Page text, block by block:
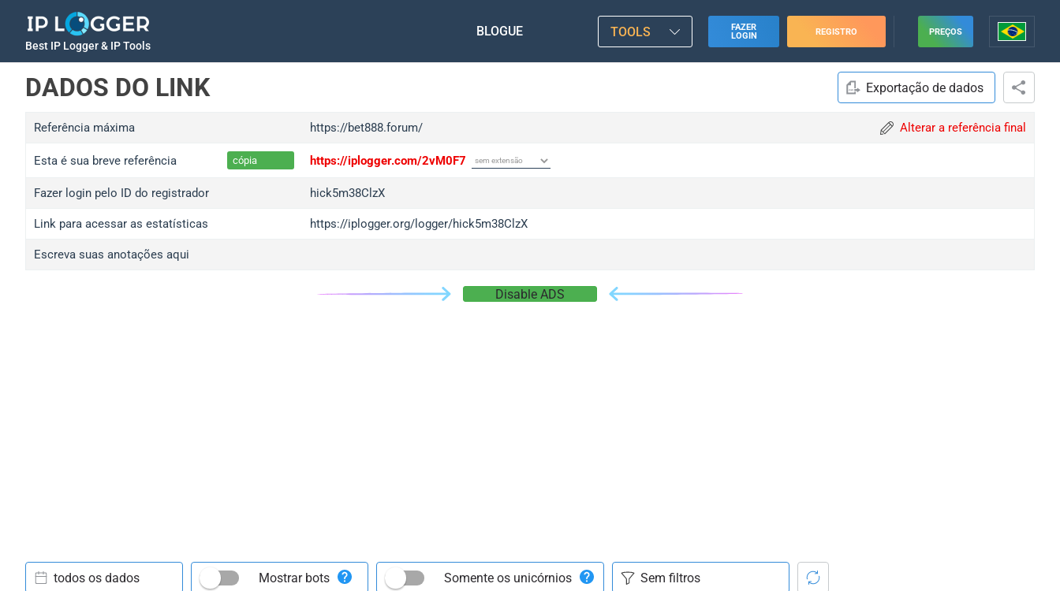
Best IP Logger & IP Tools
BLOGUE TOOLS
FAZER
LOGIN
REGISTRO PREÇOS
DADOS DO LINK Exportação de dados
Referência máxima https://bet888.forum/ Alterar a referência final
Esta é sua breve referência cópia https://iplogger.com/2vM0F7
Fazer login pelo ID do registrador hick5m38ClzX
Link para acessar as estatísticas https://iplogger.org/logger/hick5m38ClzX
Escreva suas anotações aqui
Disable ADS
todos os dados Mostrar bots Somente os unicórnios